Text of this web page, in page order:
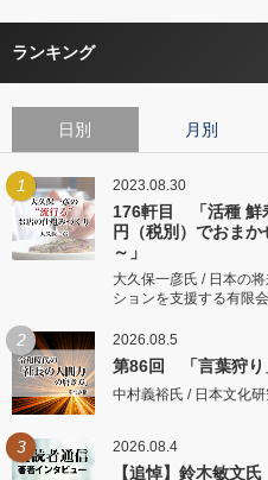
ランキング
日別 月別
1 2023.08.30
176軒目 「活種
円（税別）でおま
～」
大久保一彦氏 / 日本の
ションを支援する有限
2 2026.08.5
第86回 「言葉狩り
中村義裕氏 / 日本文化
3 2026.08.4
【追悼】鈴木敏文